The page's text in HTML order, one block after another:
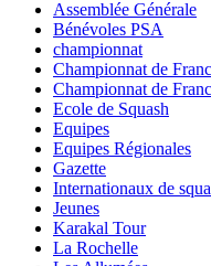
Assemblée Générale
Bénévoles PSA
championnat
Championnat de
Championnat de
Ecole de Squash
Equipes
Equipes Régionales
Gazette
Internationaux de
Jeunes
Karakal Tour
La Rochelle